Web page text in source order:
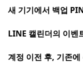
새 기기에서 백업
LINE 캘린더의 이벤
계정 이전 후, 기존